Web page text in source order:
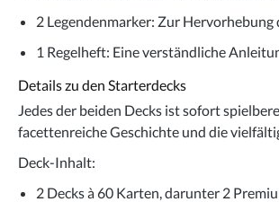
2 Legendenmarker: Zur Hervorhebung
1 Regelheft: Eine verständliche
Details zu den Starterdecks
Jedes der beiden Decks ist sofort
facettenreiche Geschichte und die
Deck-Inhalt:
2 Decks à 60 Karten , darunter 2